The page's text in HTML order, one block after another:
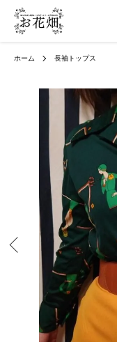
ホーム 長袖トップス